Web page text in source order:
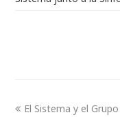
Herencia estrenan el